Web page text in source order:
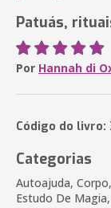
Patuás,
Por Hannah di
Código do livro:
Categorias
Autoajuda,
Estudo De